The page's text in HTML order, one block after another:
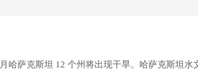
哈萨克斯坦 12 个州将出现干旱。哈萨克斯坦